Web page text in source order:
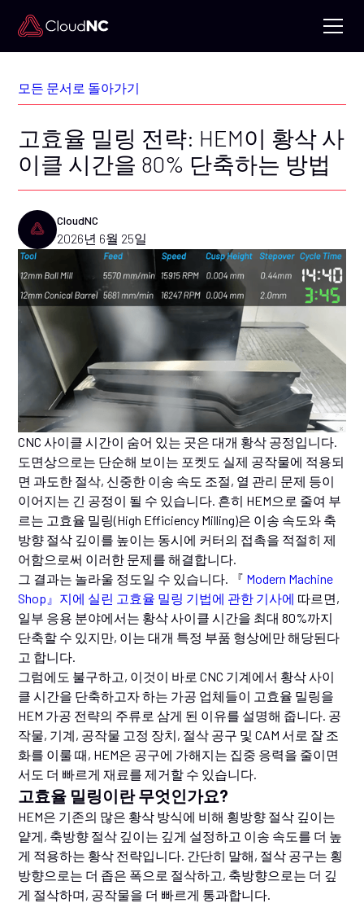
모든 문서로 돌아가기
고효율 밀링 전략: HEM이 황삭 사
이클 시간을 80% 단축하는 방법
CloudNC
2026년 6월 25일
CNC 사이클 시간이 숨어 있는 곳은 대개 황삭 공정입니다.
도면상으로는 단순해 보이는 포켓도 실제 공작물에 적용되
면 과도한 절삭, 신중한 이송 속도 조절, 열 관리 문제 등이
이어지는 긴 공정이 될 수 있습니다. 흔히 HEM으로 줄여 부
르는 고효율 밀링(High Efficiency Milling)은 이송 속도와 축
방향 절삭 깊이를 높이는 동시에 커터의 접촉을 적절히 제
어함으로써 이러한 문제를 해결합니다.
그 결과는 놀라울 정도일 수 있습니다. 『 Modern Machine
Shop』지에 실린 고효율 밀링 기법에 관한 기사에 따르면,
일부 응용 분야에서는 황삭 사이클 시간을 최대 80%까지
단축할 수 있지만, 이는 대개 특정 부품 형상에만 해당된다
고 합니다.
그럼에도 불구하고, 이것이 바로 CNC 기계에서 황삭 사이
클 시간을 단축하고자 하는 가공 업체들이 고효율 밀링을
HEM 가공 전략의 주류로 삼게 된 이유를 설명해 줍니다. 공
작물, 기계, 공작물 고정 장치, 절삭 공구 및 CAM 서로 잘 조
화를 이룰 때, HEM은 공구에 가해지는 집중 응력을 줄이면
서도 더 빠르게 재료를 제거할 수 있습니다.
고효율 밀링이란 무엇인가요?
HEM은 기존의 많은 황삭 방식에 비해 횡방향 절삭 깊이는
얕게, 축방향 절삭 깊이는 깊게 설정하고 이송 속도를 더 높
게 적용하는 황삭 전략입니다. 간단히 말해, 절삭 공구는 횡
방향으로는 더 좁은 폭으로 절삭하고, 축방향으로는 더 깊
게 절삭하며, 공작물을 더 빠르게 통과합니다.